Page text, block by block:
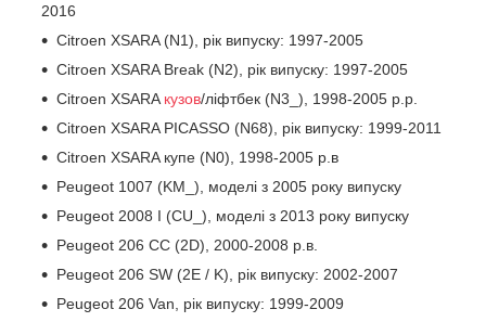
2016
Citroen XSARA (N1), рік випуску: 1997-2005
Citroen XSARA Break (N2), рік випуску: 1997-2005
Citroen XSARA кузов/ліфтбек (N3_), 1998-2005 р.р.
Citroen XSARA PICASSO (N68), рік випуску: 1999-2011
Citroen XSARA купе (N0), 1998-2005 р.в
Peugeot 1007 (KM_), моделі з 2005 року випуску
Peugeot 2008 I (CU_), моделі з 2013 року випуску
Peugeot 206 CC (2D), 2000-2008 р.в.
Peugeot 206 SW (2E / K), рік випуску: 2002-2007
Peugeot 206 Van, рік випуску: 1999-2009